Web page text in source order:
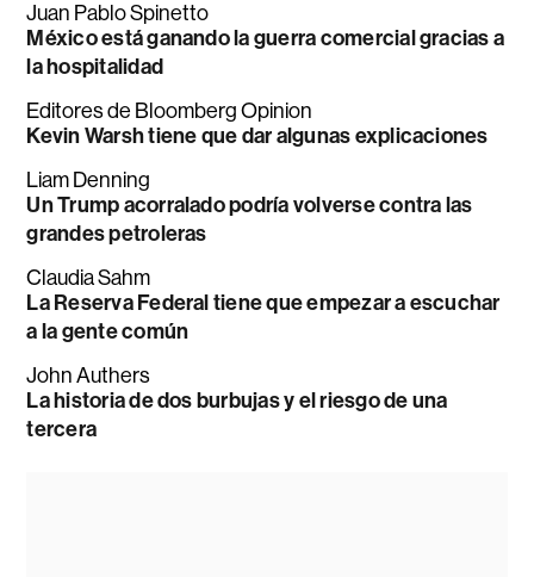
Juan Pablo Spinetto
México está ganando la guerra comercial gracias a
la hospitalidad
Editores de Bloomberg Opinion
Kevin Warsh tiene que dar algunas explicaciones
Liam Denning
Un Trump acorralado podría volverse contra las
grandes petroleras
Claudia Sahm
La Reserva Federal tiene que empezar a escuchar
a la gente común
John Authers
La historia de dos burbujas y el riesgo de una
tercera